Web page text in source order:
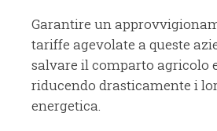
Garantire un
tariffe agevolate a queste
salvare il comparto agricolo
riducendo drasticamente i
energetica.